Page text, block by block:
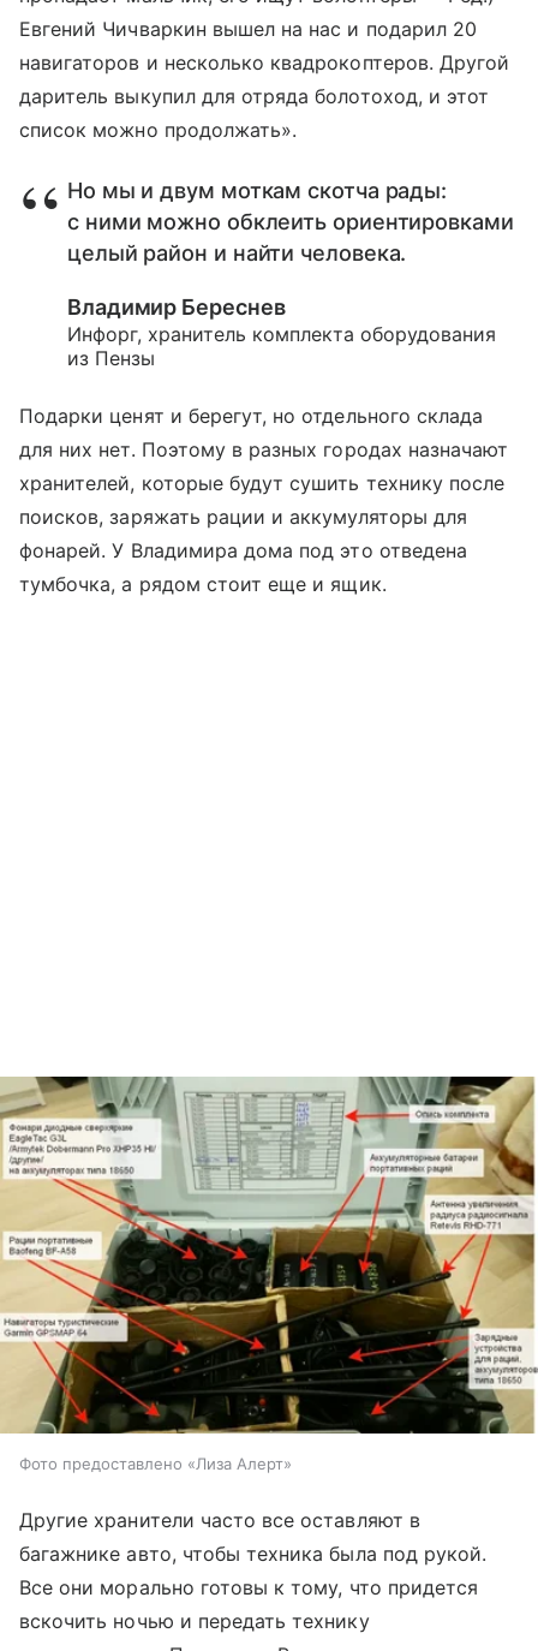
Евгений Чичваркин вышел на нас и подарил 20
навигаторов и несколько квадрокоптеров. Другой
даритель выкупил для отряда болотоход, и этот
список можно продолжать».
Но мы и двум моткам скотча рады:
с ними можно обклеить ориентировками
целый район и найти человека.
Владимир Береснев
Инфорг, хранитель комплекта оборудования
из Пензы
Подарки ценят и берегут, но отдельного склада
для них нет. Поэтому в разных городах назначают
хранителей, которые будут сушить технику после
поисков, заряжать рации и аккумуляторы для
фонарей. У Владимира дома под это отведена
тумбочка, а рядом стоит еще и ящик.
Фото предоставлено «Лиза Алерт»
Другие хранители часто все оставляют в
багажнике авто, чтобы техника была под рукой.
Все они морально готовы к тому, что придется
вскочить ночью и передать технику